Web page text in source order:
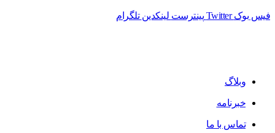
فیس بوک Twitter پینترست لینکدین تلگرام
وبلاگ
خبرنامه
تماس با ما